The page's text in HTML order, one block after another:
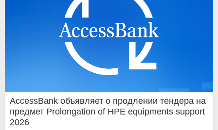
AccessBank объявляет о продлении тендера на
предмет Prolongation of HPE equipments support
2026